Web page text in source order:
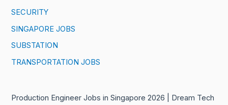
SECURITY
SINGAPORE JOBS
SUBSTATION
TRANSPORTATION JOBS
Production Engineer Jobs in Singapore 2026 | Dream Tech